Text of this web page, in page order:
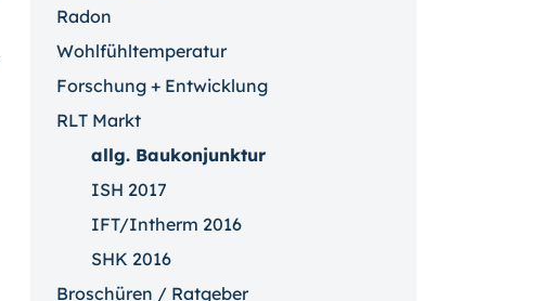
Radon
Wohlfühltemperatur
Forschung + Entwicklung
RLT Markt
allg. Baukonjunktur
ISH 2017
IFT/Intherm 2016
SHK 2016
Broschüren / Ratgeber